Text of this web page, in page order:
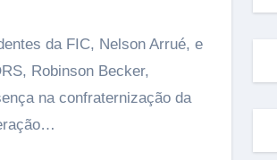
da FIC, Nelson Arrué, e
Robinson Becker,
na confraternização da